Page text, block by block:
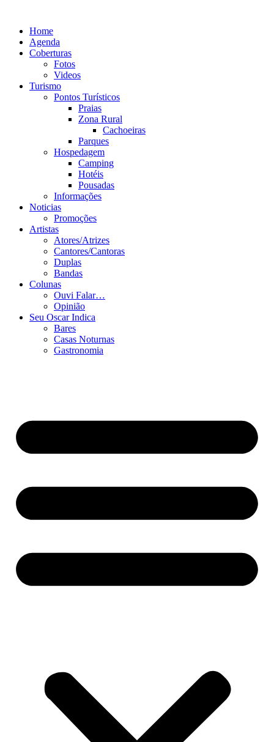
conteúdo
Home
Agenda
Coberturas
Fotos
Videos
Turismo
Pontos Turísticos
Praias
Zona Rural
Cachoeiras
Parques
Hospedagem
Camping
Hotéis
Pousadas
Informações
Noticias
Promoções
Artistas
Atores/Atrizes
Cantores/Cantoras
Duplas
Bandas
Colunas
Ouvi Falar…
Opinião
Seu Oscar Indica
Bares
Casas Noturnas
Gastronomia